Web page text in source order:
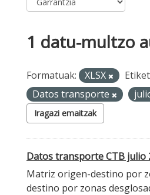
1 datu-multzo
Formatuak: XLSX
Datos transporte
Iragazi emaitzak
Datos transporte CTB julio
Matriz origen-destino por
destino por zonas